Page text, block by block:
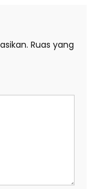
Ruas yang